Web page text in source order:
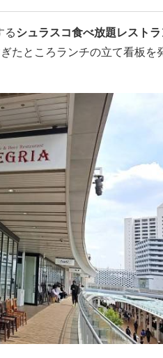
るシュラスコ食べ放題レストラ
たところランチの立て看板を